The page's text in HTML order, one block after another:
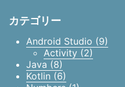
カテゴリー
Android Studio (9)
Activity (2)
Java (8)
Kotlin (6)